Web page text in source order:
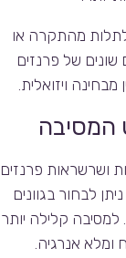
לתלות מהתקרה או
שונים של פרנזים
ויזואלית.
המסיבה
ושרשראות פרנזים
לבחור בגוונים
קלילה יותר
ומלא אנרגיה.